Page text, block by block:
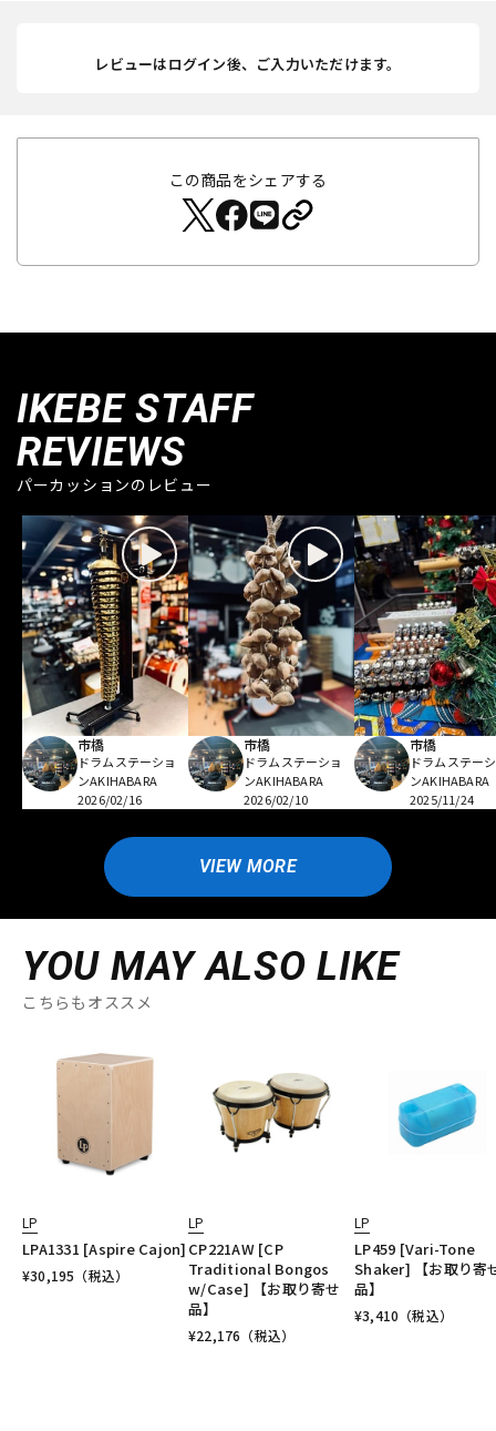
レビューはログイン後、ご入力いただけます。
この商品をシェアする
IKEBE STAFF
REVIEWS
パーカッションのレビュー
市橋
ドラムステーショ
ンAKIHABARA
2026/02/16
市橋
ドラムステーショ
ンAKIHABARA
2026/02/10
市橋
ドラムステー
ンAKIHABARA
2025/11/24
VIEW MORE
YOU MAY ALSO LIKE
こちらもオススメ
LP
LPA1331 [Aspire Cajon]
¥30,195 （税込）
LP
CP221AW [CP
Traditional Bongos
w/Case] 【お取り寄せ
品】
¥22,176 （税込）
LP
LP459 [Vari-Tone
Shaker] 【お取り寄
品】
¥3,410 （税込）